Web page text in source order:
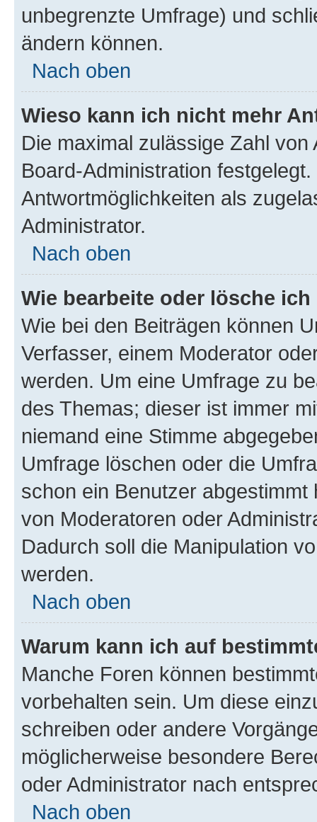
unbegrenzte Umfrage) und
ändern können.
Nach oben
Wieso kann ich nicht mehr
Die maximal zulässige Zahl
Board-Administration
Antwortmöglichkeiten als
Administrator.
Nach oben
Wie bearbeite oder lösche
Wie bei den Beiträgen können
Verfasser, einem Moderator
werden. Um eine Umfrage zu
des Themas; dieser ist immer
niemand eine Stimme
Umfrage löschen oder die
schon ein Benutzer
von Moderatoren oder
Dadurch soll die Manipulation
werden.
Nach oben
Warum kann ich auf
Manche Foren können
vorbehalten sein. Um diese
schreiben oder andere
möglicherweise besondere
oder Administrator nach
Nach oben